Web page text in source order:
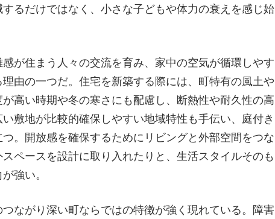
るだけではなく、小さな子どもや体力の衰えを感じ始
が住まう人々の交流を育み、家中の空気が循環しやす
由の一つだ。住宅を新築する際には、町特有の風土や
高い時期や冬の寒さにも配慮し、断熱性や耐久性の高
敷地が比較的確保しやすい地域特性も手伝い、庭付き
。開放感を確保するためにリビングと外部空間をつな
ペースを設計に取り入れたりと、生活スタイルそのも
強い。
ながり深い町ならではの特徴が強く現れている。障害